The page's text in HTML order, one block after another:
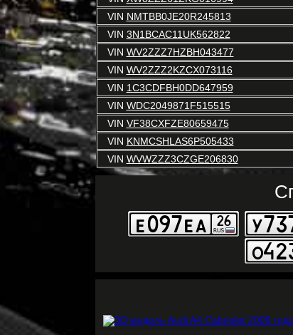
VIN NMTBB0JE20R245813
VIN 3N1BCAC11UK562822
VIN WV2ZZZ7HZBH043477
VIN WV2ZZZ2KZCX073116
VIN 1C3CDFBH0DD647959
VIN WDC2049871F515515
VIN VF38CXFZE80659475
VIN KNMCSHLAS6P505433
VIN WVWZZZ3CZGE206830